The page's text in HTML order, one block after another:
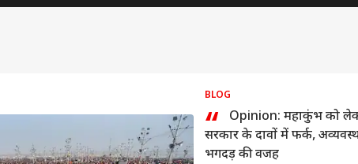
BLOG
“
Opinion: महाकुंभ को
सरकार के दावों में फर्क,
भगदड़ की वजह